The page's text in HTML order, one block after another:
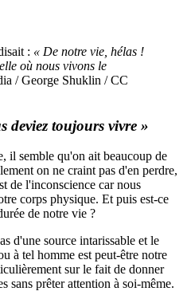
: « De notre vie, hélas !
où nous vivons le
/ George Shuklin / CC
deviez toujours vivre »
il semble qu'on ait beaucoup de
on ne craint pas d'en perdre,
de l'inconscience car nous
corps physique. Et puis est-ce
de notre vie ?
d'une source intarissable et le
à tel homme est peut-être notre
sur le fait de donner
sans prêter attention à soi-même.